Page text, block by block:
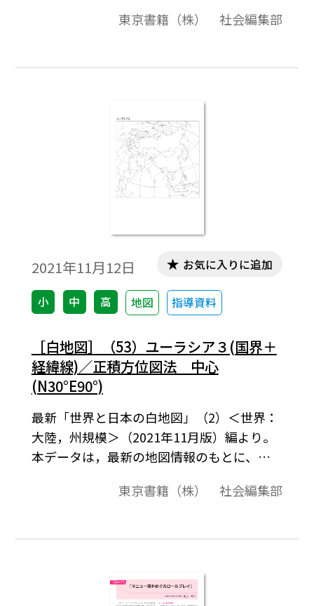
ト作成やワークシート作成などで，自由に
東京書籍（株） 社会編集部
2021年11月12日
小 中 高 地図 指導資料
お気に入りに追加
［白地図］（53）ユーラシア３(国界＋
経緯線)／正積方位図法 中心
(N30°E90°)
最新「世界と日本の白地図」（2）＜世界：
大陸，州規模＞（2021年11月版）編より。
本データは，最新の地図情報のもとに、高
ト作成やワークシート作成などで，自由に
東京書籍（株） 社会編集部